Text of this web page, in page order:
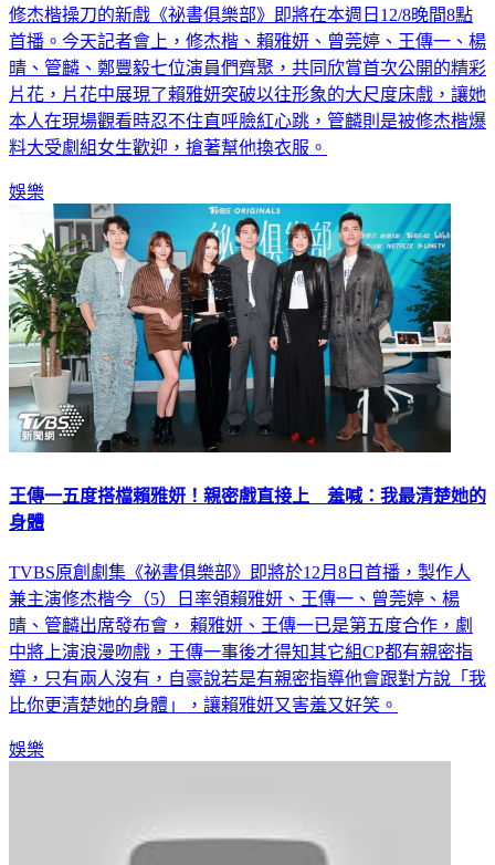
修杰楷操刀的新戲《祕書俱樂部》即將在本週日12/8晚間8點
首播。今天記者會上，修杰楷、賴雅妍、曾莞婷、王傳一、楊
晴、管麟、鄭豐毅七位演員們齊聚，共同欣賞首次公開的精彩
片花，片花中展現了賴雅妍突破以往形象的大尺度床戲，讓她
本人在現場觀看時忍不住直呼臉紅心跳，管麟則是被修杰楷爆
料大受劇組女生歡迎，搶著幫他換衣服。
娛樂
王傳一五度搭檔賴雅妍！親密戲直接上 羞喊：我最清楚她的
身體
TVBS原創劇集《祕書俱樂部》即將於12月8日首播，製作人
兼主演修杰楷今（5）日率領賴雅妍、王傳一、曾莞婷、楊
晴、管麟出席發布會， 賴雅妍、王傳一已是第五度合作，劇
中將上演浪漫吻戲，王傳一事後才得知其它組CP都有親密指
導，只有兩人沒有，自豪說若是有親密指導他會跟對方說「我
比你更清楚她的身體」，讓賴雅妍又害羞又好笑。
娛樂